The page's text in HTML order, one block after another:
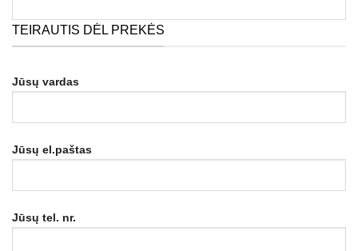
TEIRAUTIS DĖL PREKĖS
Jūsų vardas
Jūsų el.paštas
Jūsų tel. nr.